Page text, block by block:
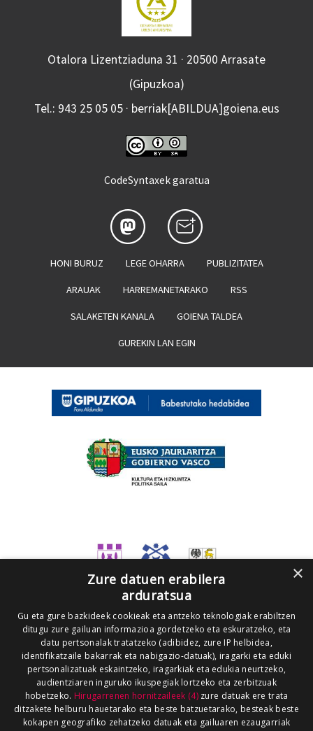
Otalora Lizentziaduna 31 · 20500 Arrasate
(Gipuzkoa)
Tel.: 943 25 05 05 · berriak[ABILDUA]goiena.eus
CodeSyntaxek garatua
HONI BURUZ LEGE OHARRA PUBLIZITATEA
ARAUAK HARREMANETARAKO RSS
SALAKETEN KANALA GOIENA TALDEA
GUREKIN LAN EGIN
×
Zure datuen erabilera
arduratsua
Gu eta gure bazkideek cookieak eta antzeko teknologiak erabiltzen
ditugu zure gailuan informazioa gordetzeko eta eskuratzeko, eta
datu pertsonalak tratatzeko (adibidez, zure IP helbidea,
identifikatzaile bakarrak eta nabigazio-datuak), iragarki eta eduki
pertsonalizatuak eskaintzeko, iragarkiak eta edukia neurtzeko,
audientziaren inguruko ikuspegiak lortzeko eta zerbitzuak
hobetzeko. Hirugarrenen hornitzaileek (4)zure datuak ere trata
ditzakete helburu hauetarako eta beste batzuetarako, besteak beste
kokapen geografiko zehatzeko datuak eta gailuaren ezaugarriak